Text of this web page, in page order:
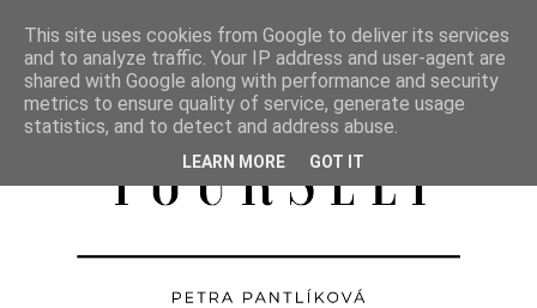
This site uses cookies from Google to deliver its services
and to analyze traffic. Your IP address and user-agent are
shared with Google along with performance and security
metrics to ensure quality of service, generate usage
statistics, and to detect and address abuse.
LEARN MORE GOT IT